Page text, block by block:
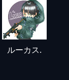
ルーカス.